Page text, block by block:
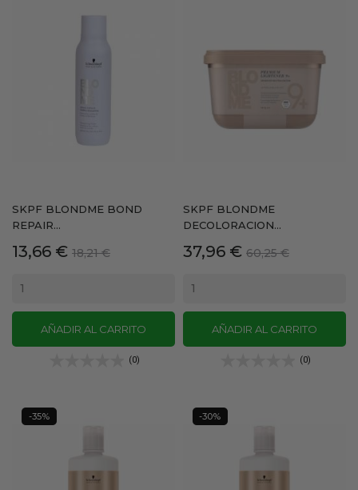
SKPF BLONDME BOND
REPAIR...
Precio
13,66 € Precio
18,21 €
AÑADIR AL CARRITO
(0)
SKPF BLONDME
DECOLORACION...
Precio
37,96 € Precio
60,25 €
AÑADIR AL CARRITO
(0)
-35% -30%